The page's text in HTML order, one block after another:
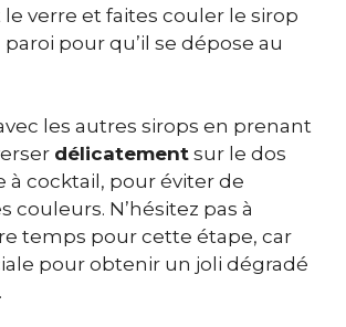
verre et faites couler le sirop
pour qu’il se dépose au
les autres sirops en prenant
délicatement sur le dos
à cocktail, pour éviter de
couleurs. N’hésitez pas à
temps pour cette étape, car
pour obtenir un joli dégradé